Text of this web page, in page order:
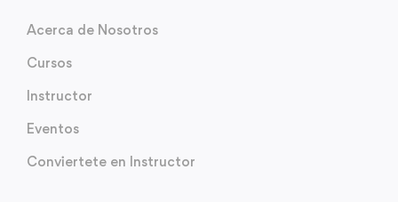
Acerca de Nosotros
Cursos
Instructor
Eventos
Conviertete en Instructor